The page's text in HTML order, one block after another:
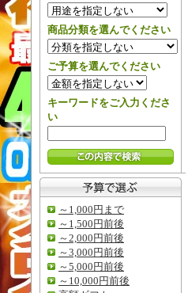
商品分類を選んでください
ご予算を選んでください
キーワードをご入力くださ
い
～1,000円まで
～1,500円前後
～2,000円前後
～3,000円前後
～5,000円前後
～10,000円前後